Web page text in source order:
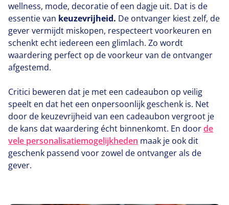
wellness, mode, decoratie of een dagje uit. Dat is de
essentie van keuzevrijheid. De ontvanger kiest zelf, de
gever vermijdt miskopen, respecteert voorkeuren en
schenkt echt iedereen een glimlach. Zo wordt
waardering perfect op de voorkeur van de ontvanger
afgestemd.
Critici beweren dat je met een cadeaubon op veilig
speelt en dat het een onpersoonlijk geschenk is. Net
door de keuzevrijheid van een cadeaubon vergroot je
de kans dat waardering écht binnenkomt. En doorde
vele personalisatiemogelijkheden maak je ook dit
geschenk passend voor zowel de ontvanger als de
gever.